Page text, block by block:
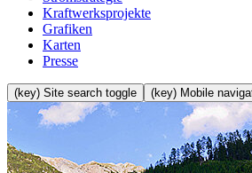
Kraftwerksprojekte
Grafiken
Karten
Presse
(key) Site search toggle (key) Mobile